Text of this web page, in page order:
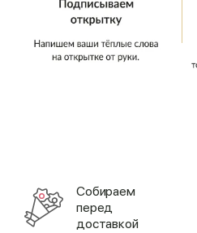
Cобираем
перед
доставкой